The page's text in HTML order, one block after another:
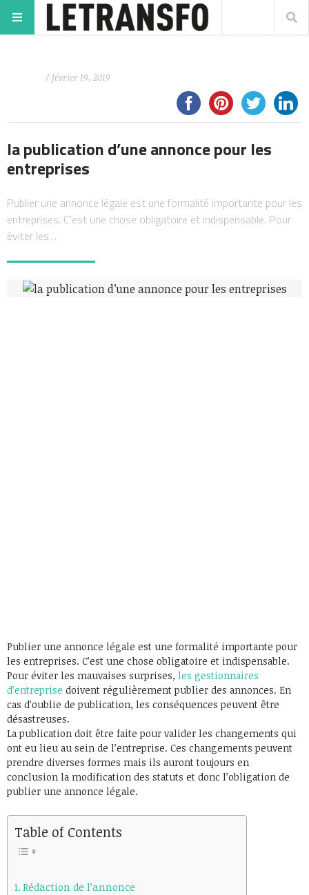
/ février 19, 2019
la publication d’une annonce pour les
entreprises
Publier une annonce légale est une formalité importante pour les
entreprises. C’est une chose obligatoire et indispensable. Pour
éviter les…
Publier une annonce légale est une formalité importante pour
les entreprises. C’est une chose obligatoire et indispensable.
Pour éviter les mauvaises surprises, les gestionnaires
d’entreprise doivent régulièrement publier des annonces. En
cas d’oublie de publication, les conséquences peuvent être
désastreuses.
La publication doit être faite pour valider les changements qui
ont eu lieu au sein de l’entreprise. Ces changements peuvent
prendre diverses formes mais ils auront toujours en
conclusion la modification des statuts et donc l’obligation de
publier une annonce légale.
Table of Contents
Rédaction de l’annonce